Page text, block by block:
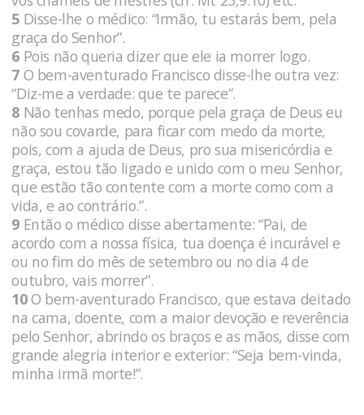
5 Disse-lhe o médico: “Irmão, tu estarás bem, pela
graça do Senhor”.
6 Pois não queria dizer que ele ia morrer logo.
7 O bem-aventurado Francisco disse-lhe outra vez:
“Diz-me a verdade: que te parece”.
8 Não tenhas medo, porque pela graça de Deus eu
não sou covarde, para ficar com medo da morte,
pois, com a ajuda de Deus, pro sua misericórdia e
graça, estou tão ligado e unido com o meu Senhor,
que estão tão contente com a morte como com a
vida, e ao contrário.”.
9 Então o médico disse abertamente: “Pai, de
acordo com a nossa física, tua doença é incurável e
ou no fim do mês de setembro ou no dia 4 de
outubro, vais morrer”.
10O bem-aventurado Francisco, que estava deitado
na cama, doente, com a maior devoção e reverência
pelo Senhor, abrindo os braços e as mãos, disse com
grande alegria interior e exterior: “Seja bem-vinda,
minha irmã morte!”.